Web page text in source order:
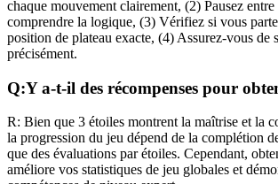
chaque mouvement clairement, (2) Pausez entre
comprendre la logique, (3) Vérifiez si vous
position de plateau exacte, (4) Assurez-vous de
précisément.
Q:Y a-t-il des récompenses pour
R: Bien que 3 étoiles montrent la maîtrise et la
la progression du jeu dépend de la complétion
que des évaluations par étoiles. Cependant,
améliore vos statistiques de jeu globales et